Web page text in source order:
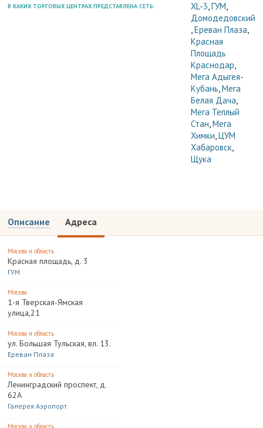
В КАКИХ ТОРГОВЫХ ЦЕНТРАХ ПРЕДСТАВЛЕНА СЕТЬ: XL-3,ГУМ,
Домодедовский
,Ереван Плаза,
Красная
Площадь
Краснодар,
Мега Адыгея-
Кубань,Мега
Белая Дача,
Мега Теплый
Стан,Мега
Химки,ЦУМ
Хабаровск,
Щука
Описание Адреса
Москва и область
Красная площадь, д. 3
ГУМ
Москва
1-я Тверская-Ямская
улица,21
Москва и область
ул. Большая Тульская, вл. 13.
Ереван Плаза
Москва и область
Ленинградский проспект, д.
62А
Галерея Аэропорт